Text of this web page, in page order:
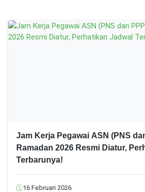
Jam Kerja Pegawai ASN (PNS
Ramadan 2026 Resmi Diatur,
Terbarunya!
16 Februari 2026